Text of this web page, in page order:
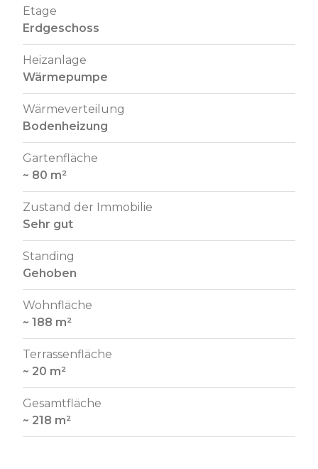
Etage
Erdgeschoss
Heizanlage
Wärmepumpe
Wärmeverteilung
Bodenheizung
Gartenfläche
~ 80 m²
Zustand der Immobilie
Sehr gut
Standing
Gehoben
Wohnfläche
~ 188 m²
Terrassenfläche
~ 20 m²
Gesamtfläche
~ 218 m²